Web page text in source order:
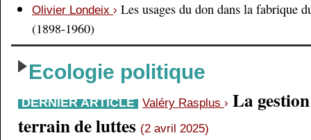
Olivier Londeix › Les usages du don dans la fabrique
(1898-1960)
Ecologie politique
DERNIER ARTICLE Valéry Rasplus › La
terrain de luttes (2 avril 2025)